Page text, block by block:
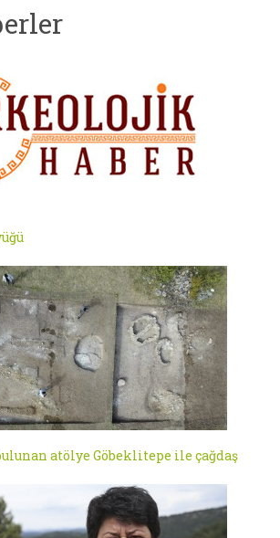
atölye Göbeklitepe ile çağdaş